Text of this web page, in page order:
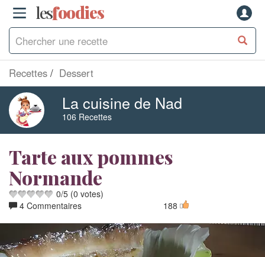
lesfoodies
Recettes Dessert
La cuisine de Nad
106 Recettes
Tarte aux pommes
Normande
0/5 (0 votes)
4 Commentaires
188